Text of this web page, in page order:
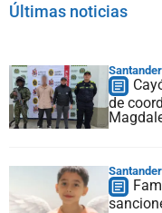
Últimas noticias
de